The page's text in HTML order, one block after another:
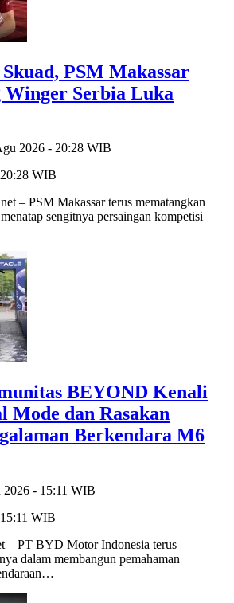
PSM Makassar
Winger Serbia Luka
2026 - 20:28 WIB
WIB
– PSM Makassar terus mematangkan
sengitnya persaingan kompetisi
BEYOND Kenali
Mode dan Rasakan
Berkendara M6
- 15:11 WIB
WIB
– PT BYD Motor Indonesia terus
dalam membangun pemahaman